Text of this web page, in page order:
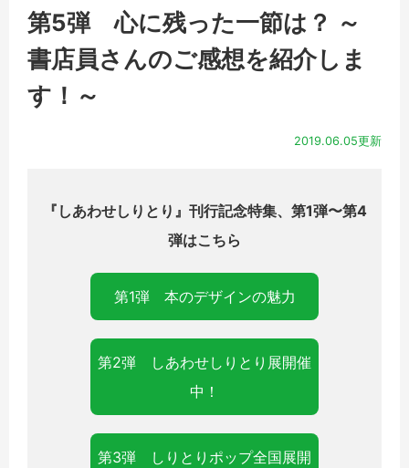
第5弾 心に残った一節は？ ～
書店員さんのご感想を紹介しま
す！～
2019.06.05更新
『しあわせしりとり』刊行記念特集、第1弾〜第4
弾はこちら
第1弾 本のデザインの魅力
第2弾 しあわせしりとり展開催
中！
第3弾 しりとりポップ全国展開